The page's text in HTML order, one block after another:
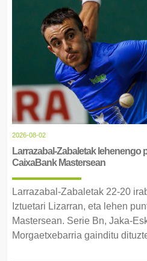
2026-08-02
Larrazabal-Zabaletak lehenengo
CaixaBank Mastersean
Larrazabal-Zabaletak 22-20
Iztuetari Lizarran, eta lehen
Mastersean. Serie Bn, Jaka-
Morgaetxebarria gainditu